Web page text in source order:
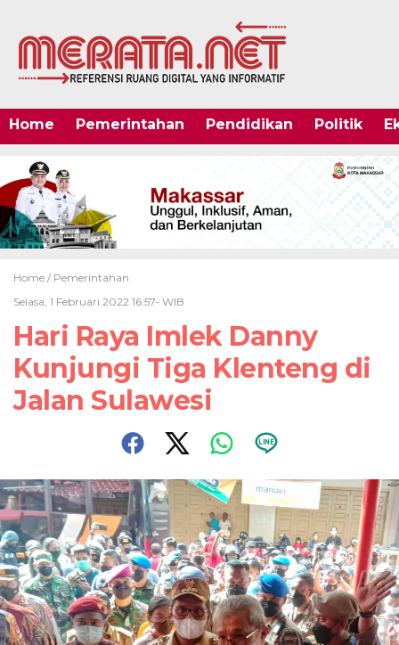
Home Pemerintahan Pendidikan Politik
Home / Pemerintahan
Selasa, 1 Februari 2022 16:57- WIB
Hari Raya Imlek Danny
Kunjungi Tiga Klenteng di
Jalan Sulawesi